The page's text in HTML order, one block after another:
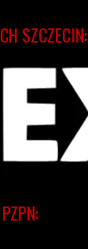
SZCZECIN: